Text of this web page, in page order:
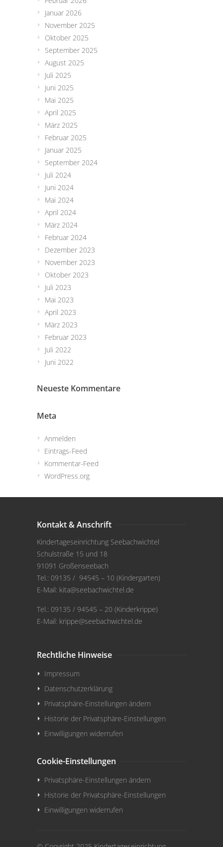
Januar 2026
November 2025
Oktober 2025
September 2025
August 2025
Juli 2025
Juni 2025
Mai 2025
April 2025
März 2025
Februar 2025
Januar 2025
September 2024
Juli 2024
Juni 2024
Mai 2024
April 2024
März 2024
Februar 2024
Dezember 2023
November 2023
Oktober 2023
Juli 2023
Mai 2023
April 2023
März 2023
Februar 2023
Juli 2022
Juni 2022
Neueste Kommentare
Meta
Anmelden
Eintrags-Feed
Kommentar-Feed
WordPress.org
Kontakt & Anschrift
Kindertageseinrichtung Seebachwichtel
Schulstraße 15 und 18
91091 Großenseebach
Tel.: 09135 / 94545 – 10 (Kindergarten)
E-Mail: kita@seebachwichtel.de
Tel.: 09135 / 94545 – 20 (Kinderkrippe)
E-Mail: krippe@seebachwichtel.de
Rechtliche Hinweise
Impressum
Datenschutzerklärung
Privatsphäre-Einstellungen ändern
Historie der Privatsphäre-Einstellungen
Einwilligungen widerrufen
Cookie-Einstellungen
Privatsphäre-Einstellungen ändern
Historie der Privatsphäre-Einstellungen
Einwilligungen widerrufen